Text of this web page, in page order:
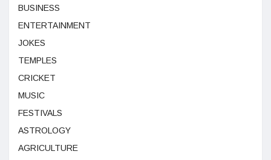
BUSINESS
ENTERTAINMENT
JOKES
TEMPLES
CRICKET
MUSIC
FESTIVALS
ASTROLOGY
AGRICULTURE